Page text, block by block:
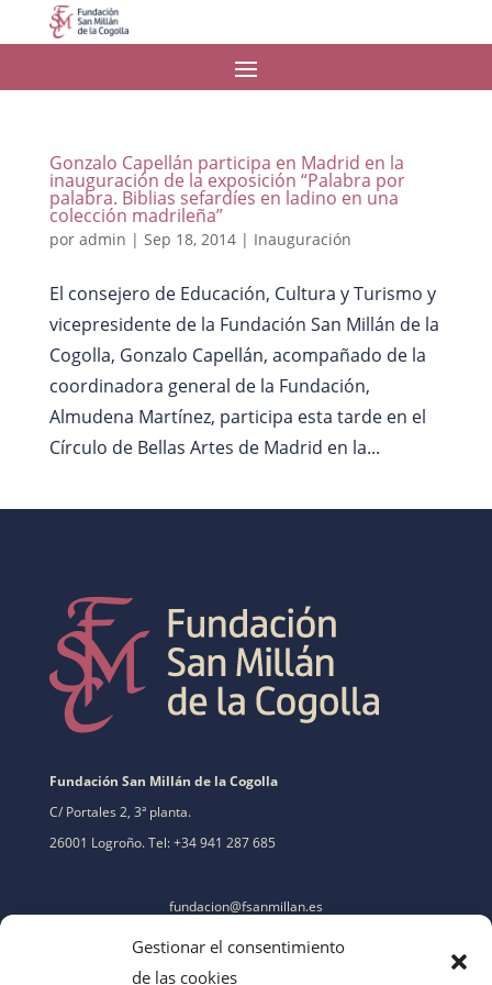
Gestionar el consentimiento
de las cookies
Gonzalo Capellán participa en Madrid en la
inauguración de la exposición “Palabra por
palabra. Biblias sefardíes en ladino en una
colección madrileña”
por admin | Sep 18, 2014| Inauguración
El consejero de Educación, Cultura y Turismo y
vicepresidente de la Fundación San Millán de la
Cogolla, Gonzalo Capellán, acompañado de la
coordinadora general de la Fundación,
Almudena Martínez, participa esta tarde en el
Círculo de Bellas Artes de Madrid en la...
Fundación San Millán de la Cogolla
C/ Portales 2, 3ª planta.
26001 Logroño. Tel: +34 941 287 685
fundacion@fsanmillan.es